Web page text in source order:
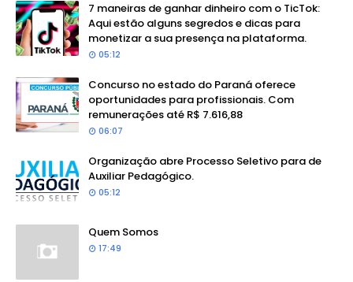
7 maneiras de ganhar dinheiro com o TicTok:
Aqui estão alguns segredos e dicas para
monetizar a sua presença na plataforma.
05:12
Concurso no estado do Paraná oferece
oportunidades para profissionais. Com
remunerações até R$ 7.616,88
06:07
Organização abre Processo Seletivo para de
Auxiliar Pedagógico.
05:12
Quem Somos
17:49